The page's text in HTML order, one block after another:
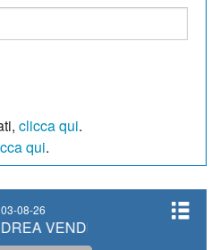
clicca qui.
qui.
03-08-26
FILIPPO FIORELLI